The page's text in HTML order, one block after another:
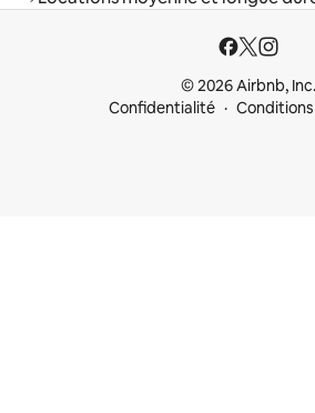
© 2026 Airbnb, Inc.
Confidentialité